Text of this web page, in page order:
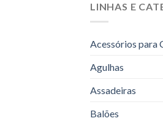
LINHAS E
Acessórios para
Agulhas
Assadeiras
Balões